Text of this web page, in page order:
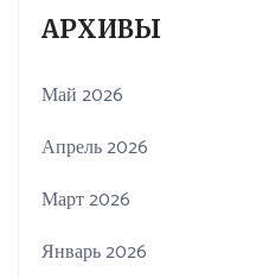
АРХИВЫ
Май 2026
Апрель 2026
Март 2026
Январь 2026